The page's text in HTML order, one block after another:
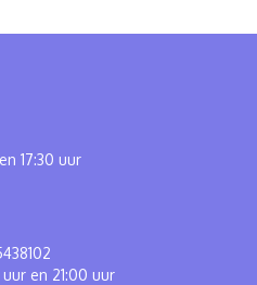
17:30 uur
en 21:00 uur